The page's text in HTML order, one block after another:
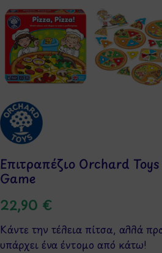
Επιτραπέζιο Orchard
Game
22,90 €
Κάντε την τέλεια πίτσα, αλλά
υπάρχει ένα έντομο από κάτω!